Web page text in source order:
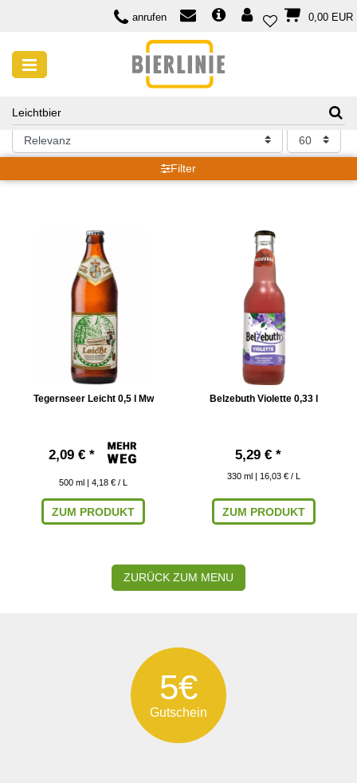
anrufen 0,00 EUR
SUCHERGEBNISSE FÜR: LEICHTBIER
Filter
Tegernseer Leicht 0,5 l Mw
2,09 € *
500 ml | 4,18 € / L
ZUM PRODUKT
Belzebuth Violette 0,33 l
5,29 € *
330 ml | 16,03 € / L
ZUM PRODUKT
ZURÜCK ZUM MENU
5€
Gutschein